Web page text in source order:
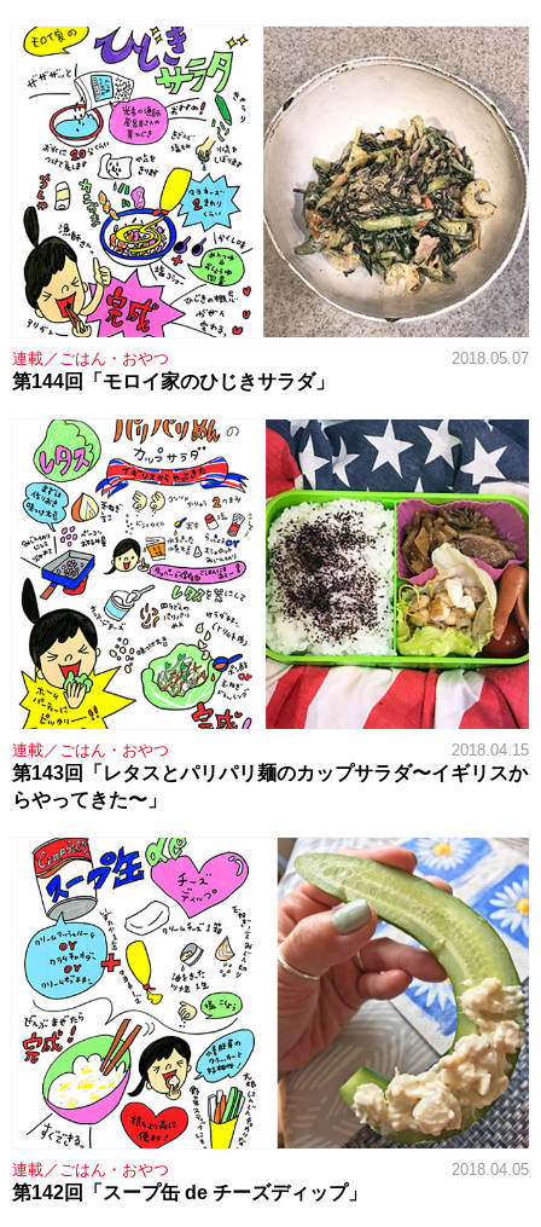
連載／ごはん・おやつ 2018.05.07
第144回「モロイ家のひじきサラダ」
連載／ごはん・おやつ 2018.04.15
第143回「レタスとパリパリ麺のカップサラダ〜イギリスか
らやってきた〜」
連載／ごはん・おやつ 2018.04.05
第142回「スープ缶 de チーズディップ」